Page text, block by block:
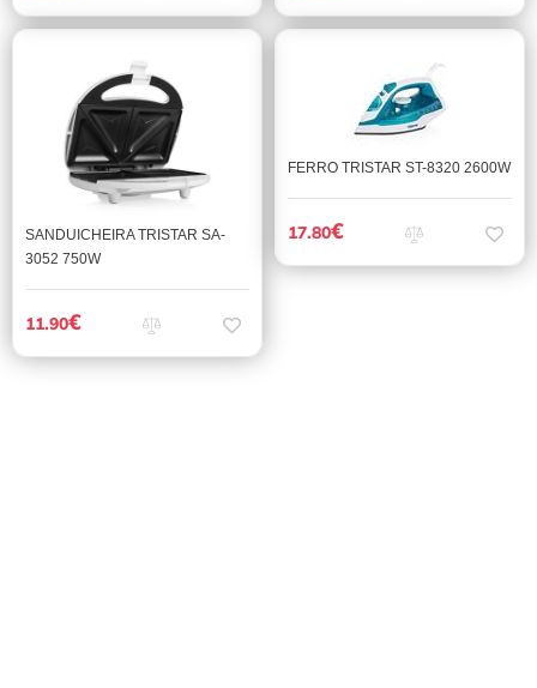
SANDUICHEIRA TRISTAR SA-
3052 750W
11.90€
FERRO TRISTAR ST-8320 2600W
17.80€